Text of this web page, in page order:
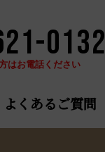
0132
はお電話ください
よくあるご質問